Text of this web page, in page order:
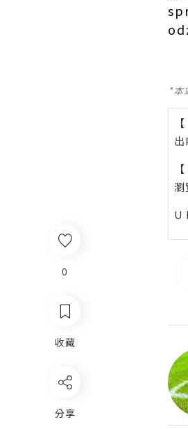
0
收藏
分享
*本
瀏
U